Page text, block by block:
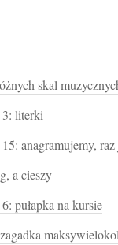
skal
3: literki
anagramujemy, raz
a cieszy
pułapka na kursie